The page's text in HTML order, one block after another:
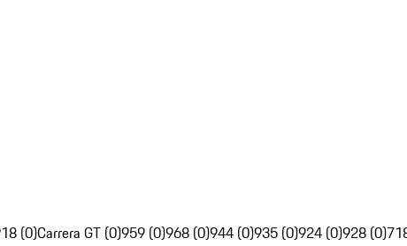
(0)Carrera GT (0)959 (0)968 (0)944 (0)935 (0)924 (0)928 (0)